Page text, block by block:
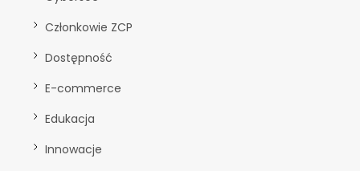
Członkowie ZCP
Dostępność
E-commerce
Edukacja
Innowacje